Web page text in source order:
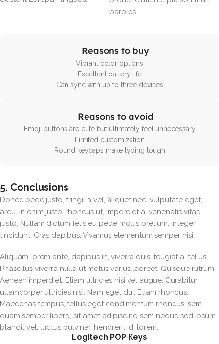
paroles.
Reasons to buy
Vibrant color options
Excellent battery life
Can sync with up to three devices
Reasons to avoid
Emoji buttons are cute but ultimately feel unnecessary
Limited customization
Round keycaps make typing tough
5. Conclusions
Donec pede justo, fringilla vel, aliquet nec, vulputate eget,
arcu. In enim justo, rhoncus ut, imperdiet a, venenatis vitae,
justo. Nullam dictum felis eu pede mollis pretium. Integer
tincidunt. Cras dapibus. Vivamus elementum semper nisi.
Aliquam lorem ante, dapibus in, viverra quis, feugiat a, tellus.
Phasellus viverra nulla ut metus varius laoreet. Quisque rutrum.
Aenean imperdiet. Etiam ultricies nisi vel augue. Curabitur
ullamcorper ultricies nisi. Nam eget dui. Etiam rhoncus.
Maecenas tempus, tellus eget condimentum rhoncus, sem
quam semper libero, sit amet adipiscing sem neque sed ipsum
blandit vel, luctus pulvinar, hendrerit id, lorem.
Logitech POP Keys